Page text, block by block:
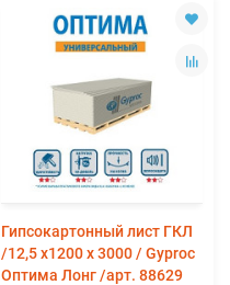
Гипсокартонный лист ГКЛ
/12,5 х1200 х 3000 / Gyproc
Оптима Лонг /арт. 88629